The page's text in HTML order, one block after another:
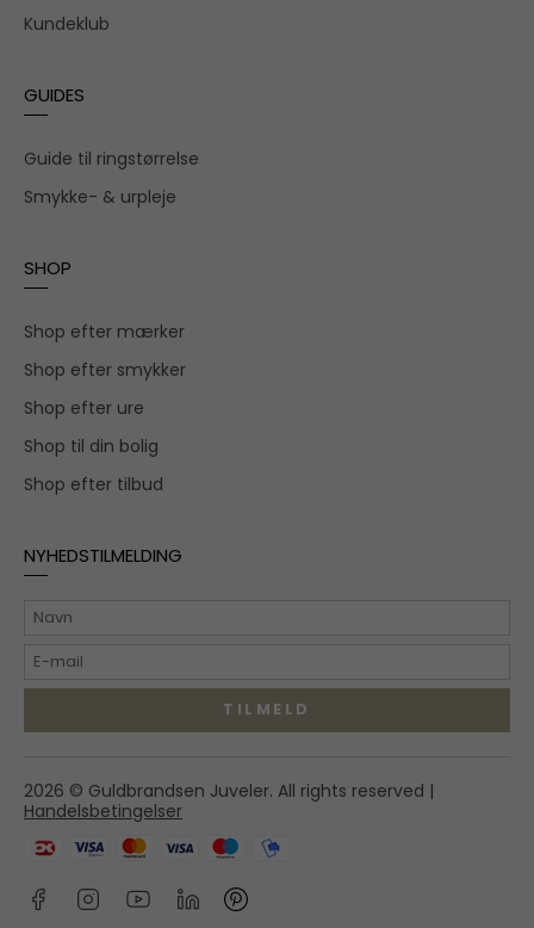
2970 Hørsholm
shop@guldbrandsenjuveler.dk
45 86 01 50
Kundeklub
GUIDES
Guide til ringstørrelse
Smykke- & urpleje
SHOP
Shop efter mærker
Shop efter smykker
Shop efter ure
Shop til din bolig
Shop efter tilbud
NYHEDSTILMELDING
TILMELD
2026 © Guldbrandsen Juveler. All rights reserved |
Handelsbetingelser